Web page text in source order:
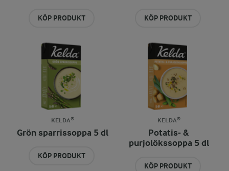
KÖP PRODUKT KÖP PRODUKT
KELDA®
Grön sparrissoppa 5 dl
KÖP PRODUKT
KELDA®
Potatis- &
purjolökssoppa 5 dl
KÖP PRODUKT